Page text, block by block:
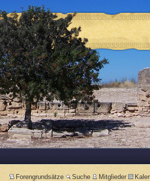
Forengrundsätze Suche Mitglieder